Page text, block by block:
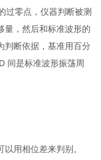
过零点，仪器判断被测
量，然后和标准波形的
判断依据，基准用百分
D 间是标准波形振荡周
用相位差来判别。